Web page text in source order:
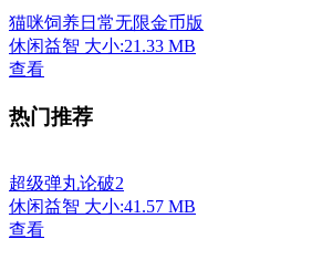
猫咪饲养日常无限金币版
休闲益智 大小:21.33 MB
查看
热门推荐
超级弹丸论破2
休闲益智 大小:41.57 MB
查看